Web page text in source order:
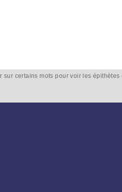
sur certains mots pour voir les épithètes